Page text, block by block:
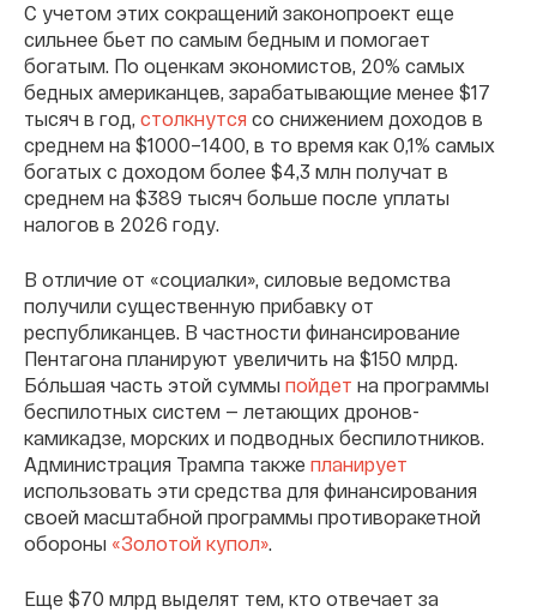
С учетом этих сокращений законопроект еще
сильнее бьет по самым бедным и помогает
богатым. По оценкам экономистов, 20% самых
бедных американцев, зарабатывающие менее $17
тысяч в год, столкнутся со снижением доходов в
среднем на $1000–1400, в то время как 0,1% самых
богатых с доходом более $4,3 млн получат в
среднем на $389 тысяч больше после уплаты
налогов в 2026 году.
В отличие от «социалки», силовые ведомства
получили существенную прибавку от
республиканцев. В частности финансирование
Пентагона планируют увеличить на $150 млрд.
Бóльшая часть этой суммы пойдет на программы
беспилотных систем — летающих дронов-
камикадзе, морских и подводных беспилотников.
Администрация Трампа также планирует
использовать эти средства для финансирования
своей масштабной программы противоракетной
обороны «Золотой купол».
Еще $70 млрд выделят тем, кто отвечает за